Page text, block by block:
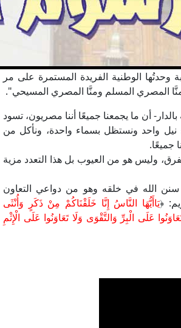
وحدتُها الوطنية الفريدة المستمرة على مر
المصري المسلم ومنَّا المصري المسيحي".
أن ما يجمعنا جميعًا أننا مصريون، تسود
نيل واحد ونستظل بسماء واحدة، ونأكل من
جميعًا.
وليس هو من العيوب بل هذا التعدد مزية
سنن الله في خلقه وهو من دواعي التعاون
﴿يَاأَيُّهَا النَّاسُ إِنَّا خَلَقْنَاكُمْ مِنْ ذَكَرٍ وَأُنْثَى
عَلَى الْبِرِّ وَالتَّقْوَى وَلَا تَعَاوَنُوا عَلَى الْإِثْمِ